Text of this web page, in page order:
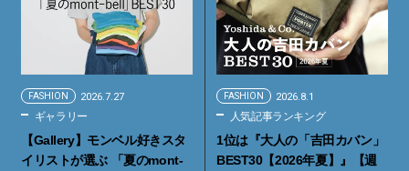
FASHION 2026.7.27
ギャラリー
【Gallery】モンベル好きスタ
イリストが選ぶ 「夏のmont-
FASHION 2026.8.1
人気記事ランキング
1位は『大人の「吉田カバン」
BEST30【2026年夏】』【週